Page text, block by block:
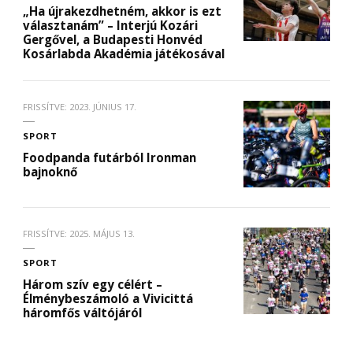
„Ha újrakezdhetném, akkor is ezt
választanám” – Interjú Kozári
Gergővel, a Budapesti Honvéd
Kosárlabda Akadémia játékosával
FRISSÍTVE: 2023. JÚNIUS 17.
SPORT
Foodpanda futárból Ironman
bajnoknő
FRISSÍTVE: 2025. MÁJUS 13.
SPORT
Három szív egy célért –
Élménybeszámoló a Vivicittá
háromfős váltójáról